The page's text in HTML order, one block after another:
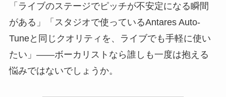
「ライブのステージでピッチが不安定になる瞬間
がある」「スタジオで使っているAntares Auto-
Tuneと同じクオリティを、ライブでも手軽に使い
たい」——ボーカリストなら誰しも一度は抱える
悩みではないでしょうか。